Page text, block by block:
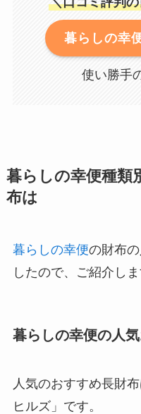
暮らしの幸
使い勝手
暮らしの幸便種類
布は
暮らしの幸便の財布
したので、ご紹介しま
暮らしの幸便の人
人気のおすすめ長財
ヒルズ」です。